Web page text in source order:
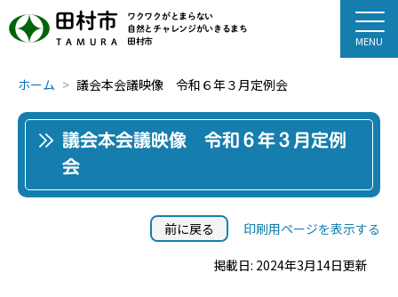
田村市
TAMURA
ワクワクがとまらない
自然とチャレンジがいきるまち
田村市
ホーム 議会本会議映像 令和６年３月定例会
議会本会議映像 令和６年３月定例
会
前に戻る 印刷用ページを表示する
掲載日: 2024年3月14日更新